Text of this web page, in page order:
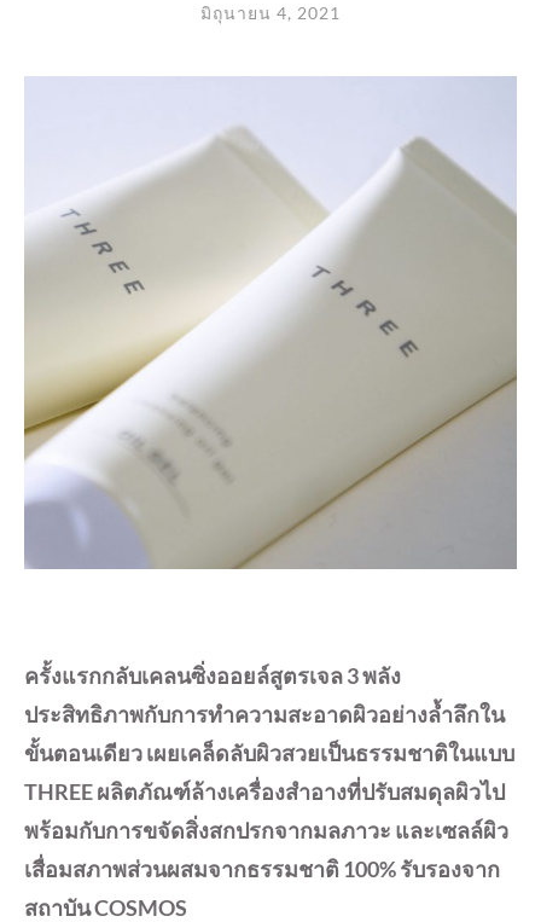
มิถุนายน 4, 2021
ครั้งแรกกลับเคลนซิ่งออยล์สูตรเจล 3 พลัง
ประสิทธิภาพกับการทำความสะอาดผิวอย่างล้ำลึกใน
ขั้นตอนเดียว เผยเคล็ดลับผิวสวยเป็นธรรมชาติในแบบ
THREE ผลิตภัณฑ์ล้างเครื่องสำอางที่ปรับสมดุลผิวไป
พร้อมกับการขจัดสิ่งสกปรกจากมลภาวะ และเซลล์ผิว
เสื่อมสภาพส่วนผสมจากธรรมชาติ 100% รับรองจาก
สถาบัน COSMOS